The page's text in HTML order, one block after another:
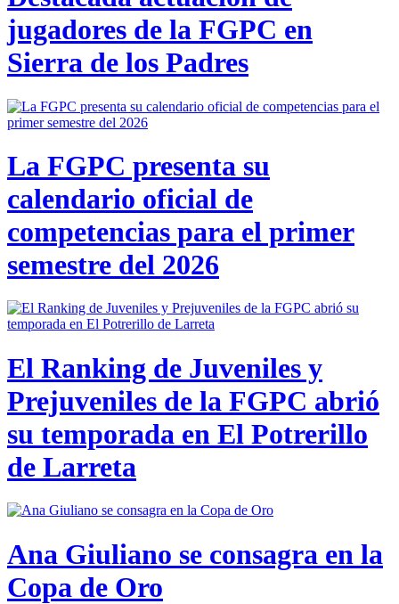
jugadores de la FGPC en
Sierra de los Padres
La FGPC presenta su
calendario oficial de
competencias para el primer
semestre del 2026
El Ranking de Juveniles y
Prejuveniles de la FGPC abrió
su temporada en El Potrerillo
de Larreta
Ana Giuliano se consagra en la
Copa de Oro